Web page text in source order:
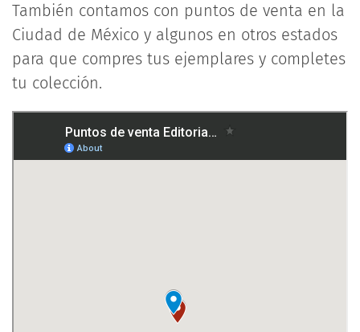
También contamos con puntos de venta en la
Ciudad de México y algunos en otros estados
para que compres tus ejemplares y completes
tu colección.